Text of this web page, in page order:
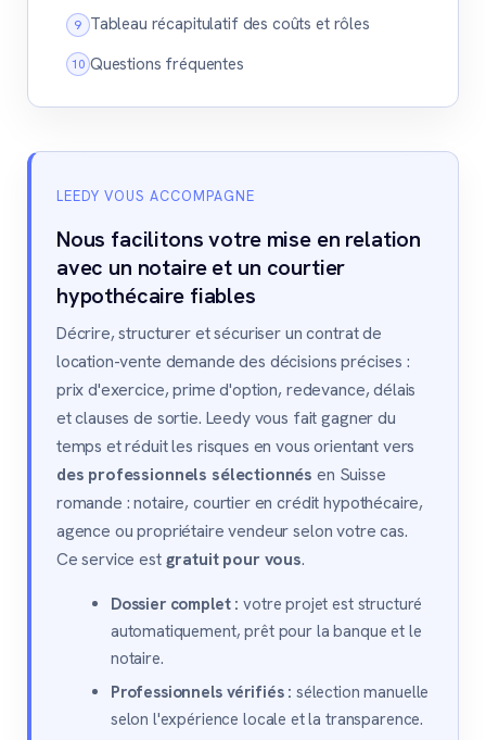
Tableau récapitulatif des coûts et rôles
Questions fréquentes
LEEDY VOUS ACCOMPAGNE
Nous facilitons votre mise en relation
avec un notaire et un courtier
hypothécaire fiables
Décrire, structurer et sécuriser un contrat de
location-vente demande des décisions précises :
prix d'exercice, prime d'option, redevance, délais
et clauses de sortie. Leedy vous fait gagner du
temps et réduit les risques en vous orientant vers
des professionnels sélectionnés en Suisse
romande : notaire, courtier en crédit hypothécaire,
agence ou propriétaire vendeur selon votre cas.
Ce service estgratuit pour vous.
Dossier complet : votre projet est structuré
automatiquement, prêt pour la banque et le
notaire.
Professionnels vérifiés : sélection manuelle
selon l'expérience locale et la transparence.